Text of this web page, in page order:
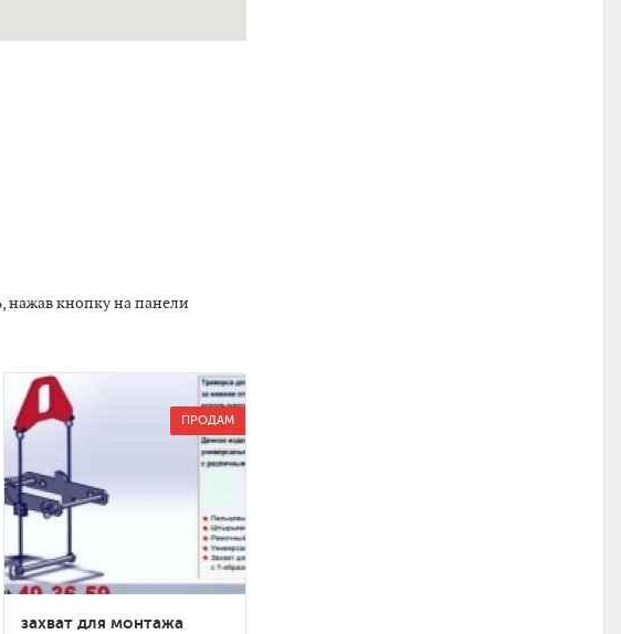
нажав кнопку на панели
ПРОДАМ
захват для монтажа